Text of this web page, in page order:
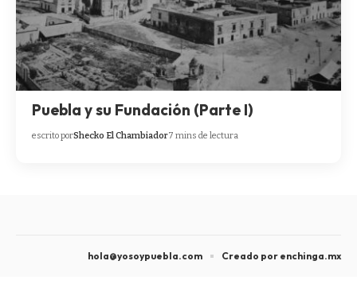
Puebla y su Fundación (Parte I)
escrito porShecko El Chambiador7 mins de lectura
hola@yosoypuebla.com Creado por enchinga.mx